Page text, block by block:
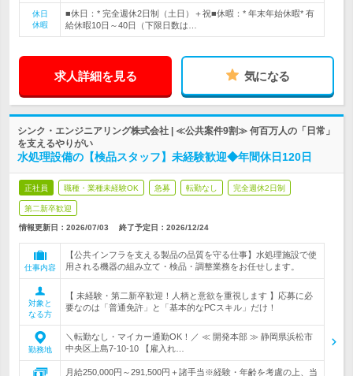
休日
休暇
■休日：* 完全週休2日制（土日）＋祝■休暇：* 年末年始休暇* 有
給休暇10日～40日（下限日数は…
求人詳細を見る 気になる
シンク・エンジニアリング株式会社 | ≪公共案件9割≫ 何百万人の「日常」
を支えるやりがい
水処理設備の【検品スタッフ】未経験歓迎◆年間休日120日
正社員 職種・業種未経験OK 急募 転勤なし 完全週休2日制
第二新卒歓迎
情報更新日：2026/07/03 終了予定日： 2026/12/24
仕事内容
【公共インフラを支える製品の品質を守る仕事】水処理施設で使
用される機器の組み立て・検品・調整業務をお任せします。
対象と
なる方
【 未経験・第二新卒歓迎！人柄と意欲を重視します 】応募に必
要なのは「普通免許」と「基本的なPCスキル」だけ！
勤務地
＼転勤なし・マイカー通勤OK！／ ≪ 開発本部 ≫ 静岡県浜松市
中央区上島7-10-10 【雇入れ…
月給250,000円～291,500円＋諸手当※経験・年齢を考慮の上、当